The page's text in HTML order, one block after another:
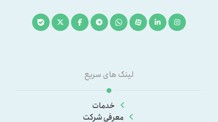
لینک های سریع
خدمات
معرفی شرکت